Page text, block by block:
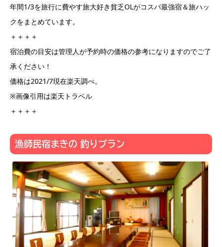
年間1/3を旅行に費やす旅大好き貧乏OLがコスパ最強宿＆旅ハッ
クをまとめています。
＋＋＋＋
宿泊費の目安は管理人が予約時の価格の参考になりますのでご了
承ください！
価格は2021/7現在楽天調べ。
※画像引用は楽天トラベル
＋＋＋＋
漁師民宿まきの 釣りプラン